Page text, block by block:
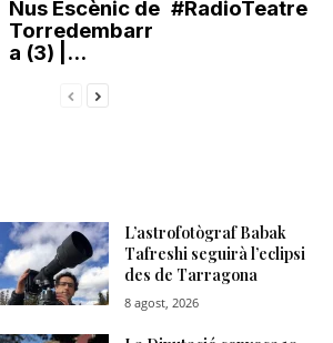
Nus Escènic de
Torredembarr
a (3) |...
#RadioTeatre